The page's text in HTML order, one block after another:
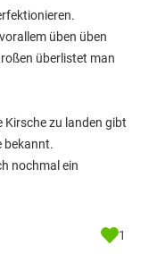
üben üben
überlistet man
Kirsche zu landen gibt
bekannt.
nochmal ein
1